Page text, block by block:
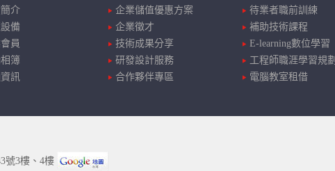
介
備
員
簿
訊
企業儲值優惠方案
企業徵才
技術成果分享
研發設計服務
合作夥伴專區
待業者職前訓練
補助技術課程
E-learning數位學習
工程師職涯學習規劃
電腦教室租借
號3樓、4樓